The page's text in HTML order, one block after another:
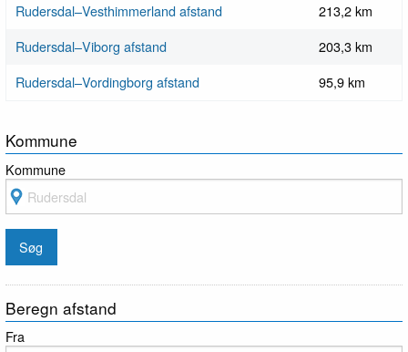
Rudersdal–Vesthimmerland afstand
213,2 km
Rudersdal–Viborg afstand
203,3 km
Rudersdal–Vordingborg afstand
95,9 km
Kommune
Kommune
Beregn afstand
Fra